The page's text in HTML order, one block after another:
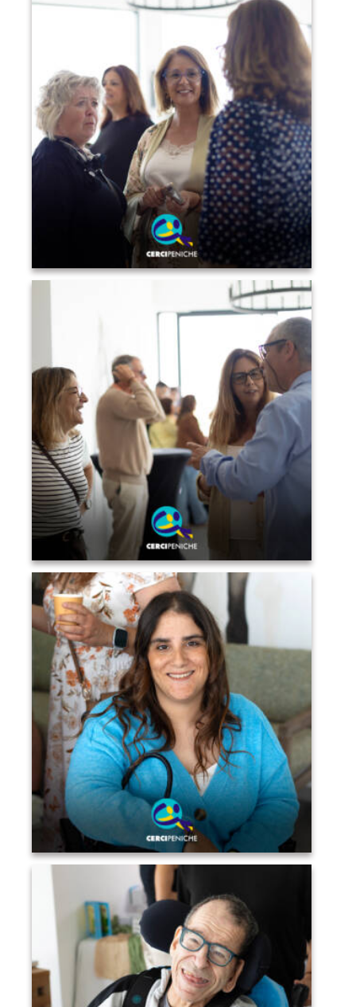
Convidados a conviver, conversar e desfrutar do
ambiente do Sunset Pirilampo Mágico. Logo da
Cercipeniche.
Convidados a conviver, conversar e desfrutar do
ambiente do Sunset Pirilampo Mágico. Logo da
Cercipeniche.
Convidados a conviver, conversar e desfrutar do
ambiente do Sunset Pirilampo Mágico. Logo da
Cercipeniche.
Pessoa apoiada pela Cercipeniche no evento solidário
Sunset Pirilampo Mágico `26, na Quinta do Gato
Cinzento. Logo da Cercipeniche.